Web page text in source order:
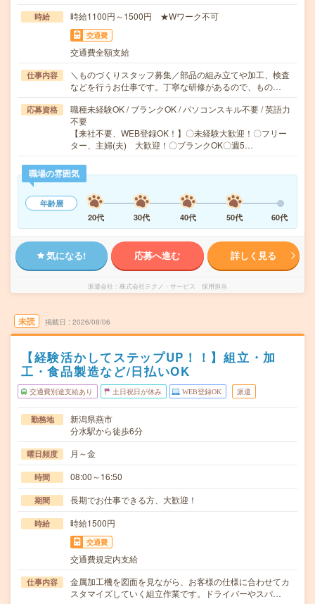
時給 時給1100円～1500円 ★Wワーク不可
交通費
交通費全額支給
仕事内容
＼ものづくりスタッフ募集／部品の組み立てや加工、検査
などを行うお仕事です。丁寧な研修があるので、もの…
応募資格
職種未経験OK / ブランクOK / パソコンスキル不要 / 英語力
不要
【来社不要、WEB登録OK！】〇未経験大歓迎！〇フリー
ター、主婦(夫) 大歓迎！〇ブランクOK〇週5…
職場の雰囲気
年齢層
20代
30代 40代 50代 60代
気になる! 応募へ進む 詳しく見る
派遣会社 株式会社テクノ・サービス 採用担当
未読 掲載日 2026/08/06
【経験活かしてステップUP！！】組立・加
工・食品製造など/日払いOK
交通費別途支給あり 土日祝日が休み WEB登録OK 派遣
勤務地
新潟県燕市
分水駅から徒歩6分
曜日頻度 月～金
時間 08:00～16:50
期間 長期でお仕事できる方、大歓迎！
時給 時給1500円
交通費
交通費規定内支給
仕事内容
金属加工機を図面を見ながら、お客様の仕様に合わせてカ
スタマイズしていく組立作業です。ドライバーやスパ…